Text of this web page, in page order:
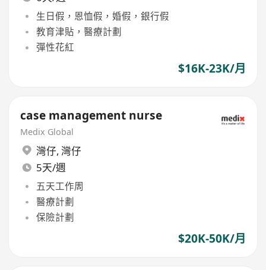
生日假，恩恤假，婚假，銀行假
教育津貼，醫療計劃
彈性花紅
$16K-23K/月
case management nurse
Medix Global
灣仔, 灣仔
5天/週
五天工作周
醫療計劃
保險計劃
$20K-50K/月